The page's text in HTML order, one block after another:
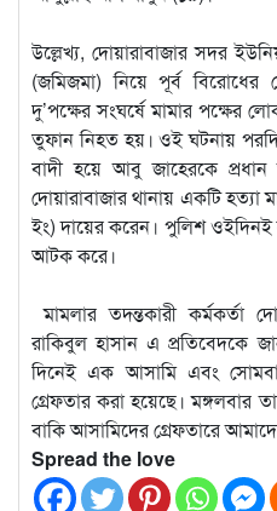
উল্লেখ্য, দোয়ারাবাজার সদর
(জমিজমা) নিয়ে পূর্ব
দু’পক্ষের সংঘর্ষে মামার পক্ষের
তুফান নিহত হয়। ওই ঘটনায়
বাদী হয়ে আবু জাহেরকে
দোয়ারাবাজার থানায় একটি
ইং) দায়ের করেন। পুলিশ
আটক করে।
মামলার তদন্তকারী কর্মকর্তা
রাকিবুল হাসান এ প্রতিবেদকে
দিনেই এক আসামি এবং
গ্রেফতার করা হয়েছে। মঙ্গলবার
বাকি আসামিদের গ্রেফতারে
Spread the love